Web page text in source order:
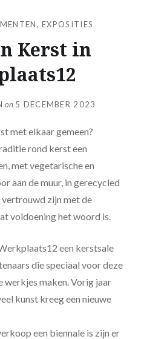
,EXPOSITIES
Kerst in
on 5 DECEMBER 2023
met elkaar gemeen?
rond kerst een
met vegetarische en
aan de muur, in gerecycled
zijn met de
voldoening het woord is.
een kerstsale
die speciaal voor deze
maken. Vorig jaar
kunst kreeg een nieuwe
een biennale is zijn er